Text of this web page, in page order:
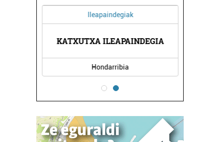
Ileapaindegiak
KATXUTXA ILEAPAINDEGIA
Hondarribia